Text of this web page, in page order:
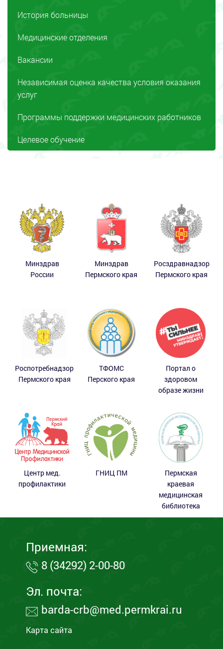
История больницы
Медицинские отделения
Вакансии
Независимая оценка качества условия оказания
услуг
Программы поддержки медицинских работников
Целевое обучение
Минздрав
России
Минздрав
Пермского края
Росздравнадзор
Пермского края
Роспотребнадзор
Пермского края
ТФОМС
Перского края
Портал о
здоровом
образе жизни
Центр мед.
профилактики
ГНИЦ ПМ
Пермская
краевая
медицинская
библиотека
Приемная:
8 (34292) 2-00-80
Эл. почта:
barda-crb@med.permkrai.ru
Карта сайта